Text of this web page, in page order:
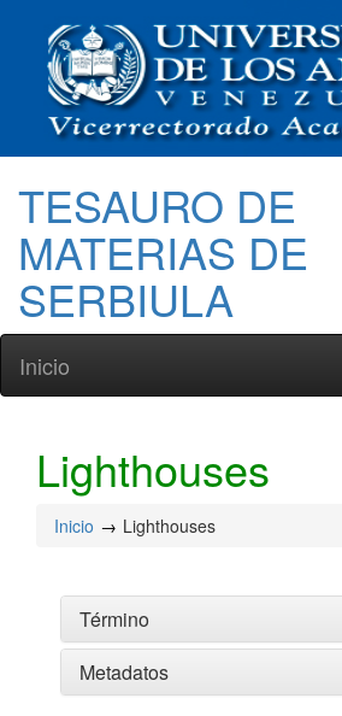
TESAURO DE
MATERIAS DE
SERBIULA
Inicio
Lighthouses
Inicio Lighthouses
Término
Metadatos